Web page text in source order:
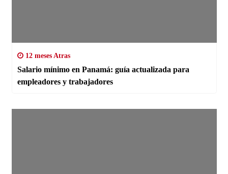
12 meses Atras
Salario mínimo en Panamá: guía actualizada para
empleadores y trabajadores